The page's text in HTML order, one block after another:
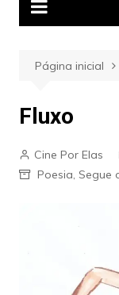
Página inicial
Fluxo
Cine Por Elas
Poesia Segue